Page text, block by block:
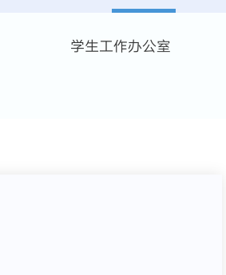
学生工作办公室